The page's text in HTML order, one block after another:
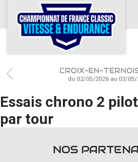
ACCUEIL
CHAMPIONNAT
CALENDRIER
RÉSULTATS
PHOTOS / WEB TV
PARTENAIRES
CROIX-EN-
du 02/05/2026 au 03/05/
Essais chrono 2
par tour
NOS